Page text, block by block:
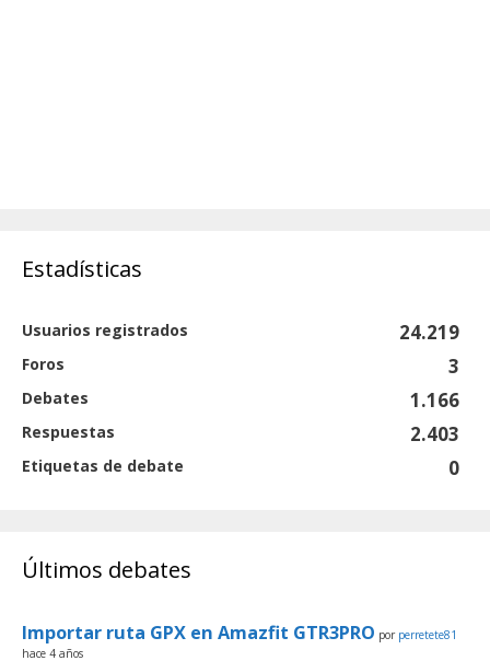
Estadísticas
Usuarios registrados 24.219
Foros 3
Debates 1.166
Respuestas 2.403
Etiquetas de debate 0
Últimos debates
Importar ruta GPX en Amazfit GTR3PRO por perretete81
hace 4 años